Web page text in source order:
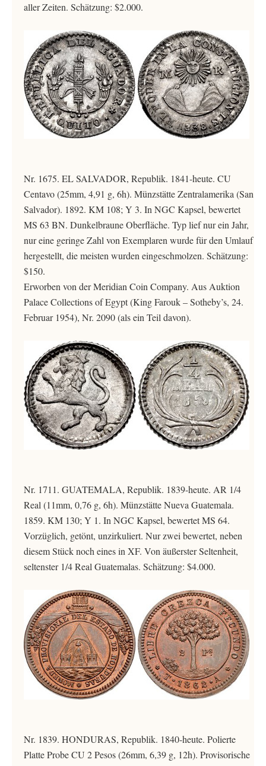
aller Zeiten. Schätzung: $2.000.
Nr. 1675. EL SALVADOR, Republik. 1841-heute. CU
Centavo (25mm, 4,91 g, 6h). Münzstätte Zentralamerika (San
Salvador). 1892. KM 108; Y 3. In NGC Kapsel, bewertet
MS 63 BN. Dunkelbraune Oberfläche. Typ lief nur ein Jahr,
nur eine geringe Zahl von Exemplaren wurde für den Umlauf
hergestellt, die meisten wurden eingeschmolzen. Schätzung:
$150.
Erworben von der Meridian Coin Company. Aus Auktion
Palace Collections of Egypt (King Farouk – Sotheby’s, 24.
Februar 1954), Nr. 2090 (als ein Teil davon).
Nr. 1711. GUATEMALA, Republik. 1839-heute. AR 1/4
Real (11mm, 0,76 g, 6h). Münzstätte Nueva Guatemala.
1859. KM 130; Y 1. In NGC Kapsel, bewertet MS 64.
Vorzüglich, getönt, unzirkuliert. Nur zwei bewertet, neben
diesem Stück noch eines in XF. Von äußerster Seltenheit,
seltenster 1/4 Real Guatemalas. Schätzung: $4.000.
Nr. 1839. HONDURAS, Republik. 1840-heute. Polierte
Platte Probe CU 2 Pesos (26mm, 6,39 g, 12h). Provisorische